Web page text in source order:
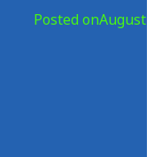
Posted onAugust